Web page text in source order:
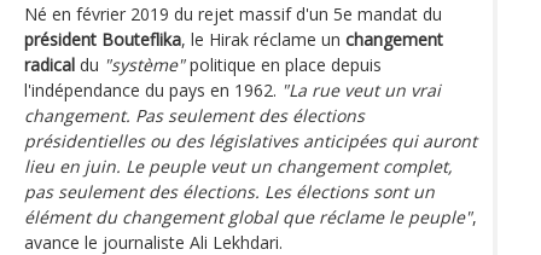
Né en février 2019 du rejet massif d'un 5e mandat du
président Bouteflika, le Hirak réclame un changement
radical du "système"politique en place depuis
l'indépendance du pays en 1962. "La rue veut un vrai
changement. Pas seulement des élections
présidentielles ou des législatives anticipées qui auront
lieu en juin. Le peuple veut un changement complet,
pas seulement des élections. Les élections sont un
élément du changement global que réclame le peuple",
avance le journaliste Ali Lekhdari.